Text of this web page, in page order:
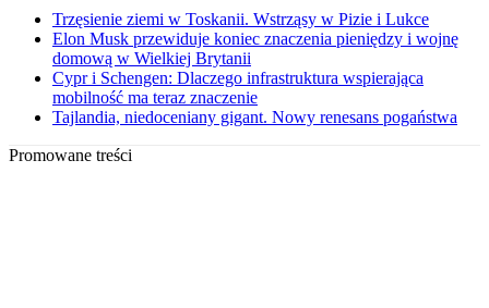
Trzęsienie ziemi w Toskanii. Wstrząsy w Pizie i Lukce
Elon Musk przewiduje koniec znaczenia pieniędzy i wojnę
domową w Wielkiej Brytanii
Cypr i Schengen: Dlaczego infrastruktura wspierająca
mobilność ma teraz znaczenie
Tajlandia, niedoceniany gigant. Nowy renesans pogaństwa
Promowane treści